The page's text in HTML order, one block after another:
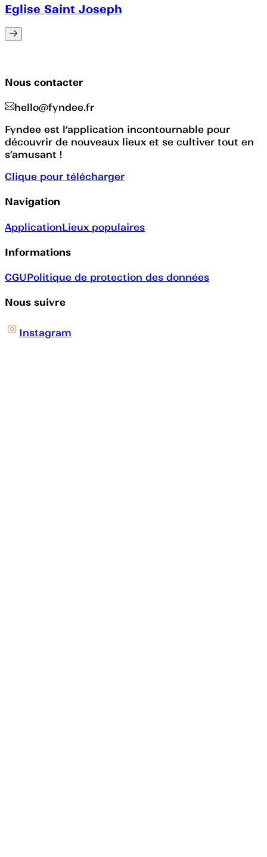
Eglise Saint Joseph
Nous contacter
hello@fyndee.fr
Fyndee est l’application incontournable pour
découvrir de nouveaux lieux et se cultiver tout en
s’amusant !
Clique pour télécharger
Navigation
ApplicationLieux populaires
Informations
CGUPolitique de protection des données
Nous suivre
Instagram